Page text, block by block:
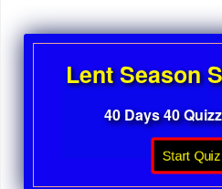
Lent Season
40 Days 40
Start